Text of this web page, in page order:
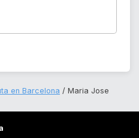
en Barcelona
Maria Jose